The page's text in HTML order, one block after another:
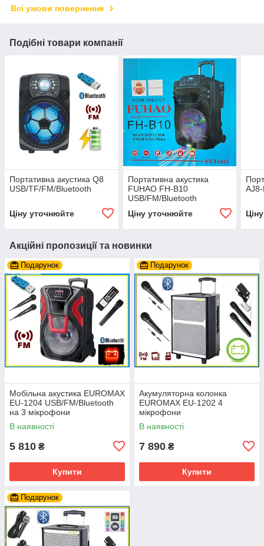
Всі умови повернення
Подібні товари компанії
Портативна акустика Q8
USB/TF/FM/Bluetooth
Ціну уточнюйте
Портативна акустика
FUHAO FH-B10
USB/FM/Bluetooth
Ціну уточнюйте
Акційні пропозиції та новинки
Подарунок
Мобільна акустика EUROMAX
EU-1204 USB/FM/Bluetooth
на 3 мікрофони
В наявності
5 810 ₴
Купити
Подарунок
Акумуляторна колонка
EUROMAX EU-1202 4
мікрофони
В наявності
7 890 ₴
Купити
Подарунок